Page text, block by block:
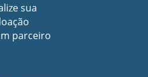
sua
parceiro